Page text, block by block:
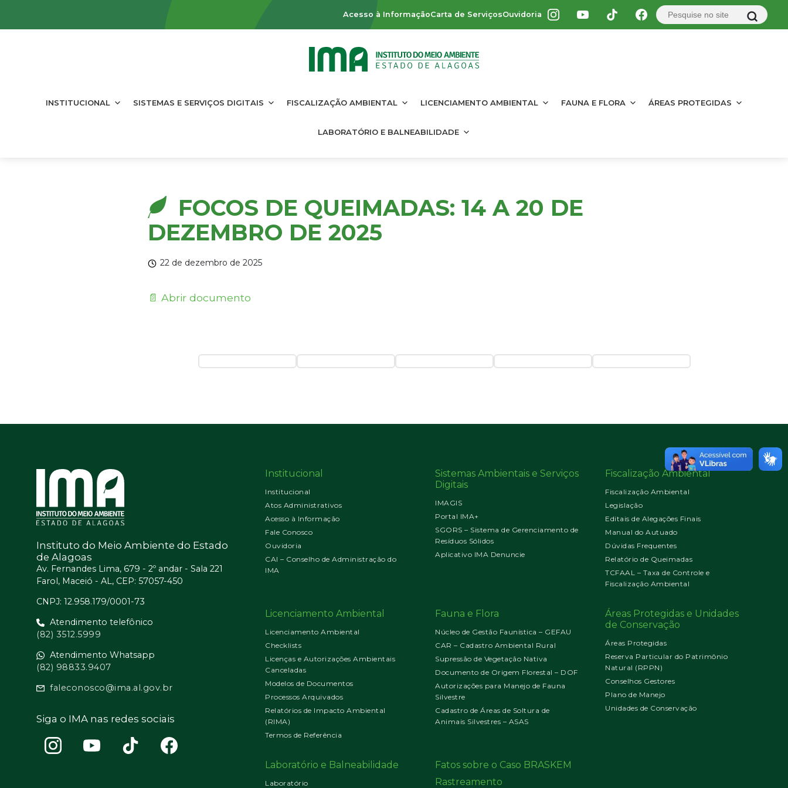
Acesso à InformaçãoCarta de ServiçosOuvidoria
INSTITUCIONAL SISTEMAS E SERVIÇOS DIGITAIS FISCALIZAÇÃO AMBIENTAL LICENCIAMENTO AMBIENTAL FAUNA E FLORA ÁREAS PROTEGIDAS
LABORATÓRIO E BALNEABILIDADE
FOCOS DE QUEIMADAS: 14 A 20 DE
DEZEMBRO DE 2025
22 de dezembro de 2025
📄 Abrir documento
Instituto do Meio Ambiente do Estado
de Alagoas
Av. Fernandes Lima, 679 - 2º andar - Sala 221
Farol, Maceió - AL, CEP: 57057-450
CNPJ: 12.958.179/0001-73
Atendimento telefônico
(82) 3512.5999
Atendimento Whatsapp
(82) 98833.9407
faleconosco@ima.al.gov.br
Siga o IMA nas redes sociais
Institucional
Institucional
Atos Administrativos
Acesso à Informação
Fale Conosco
Ouvidoria
CAI – Conselho de Administração do
IMA
Sistemas Ambientais e Serviços
Digitais
IMAGIS
Portal IMA+
SGORS – Sistema de Gerenciamento de
Resíduos Sólidos
Aplicativo IMA Denuncie
Fiscalização Ambiental
Fiscalização Ambiental
Legislação
Editais de Alegações Finais
Manual do Autuado
Dúvidas Frequentes
Relatório de Queimadas
TCFAAL – Taxa de Controle e
Fiscalização Ambiental
Licenciamento Ambiental
Licenciamento Ambiental
Checklists
Licenças e Autorizações Ambientais
Canceladas
Modelos de Documentos
Processos Arquivados
Relatórios de Impacto Ambiental
(RIMA)
Termos de Referência
Fauna e Flora
Núcleo de Gestão Faunística – GEFAU
CAR – Cadastro Ambiental Rural
Supressão de Vegetação Nativa
Documento de Origem Florestal – DOF
Autorizações para Manejo de Fauna
Silvestre
Cadastro de Áreas de Soltura de
Animais Silvestres – ASAS
Áreas Protegidas e Unidades
de Conservação
Áreas Protegidas
Reserva Particular do Patrimônio
Natural (RPPN)
Conselhos Gestores
Plano de Manejo
Unidades de Conservação
Laboratório e Balneabilidade
Laboratório
Fatos sobre o Caso BRASKEM
Rastreamento